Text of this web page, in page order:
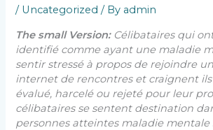
/ Uncategorized / By admin
The small Version: Célibataires qui
identifié comme ayant une maladie
sentir stressé à propos de rejoindre
internet de rencontres et craignent
évalué, harcelé ou rejeté pour leur
célibataires se sentent destination
personnes atteintes maladie mentale